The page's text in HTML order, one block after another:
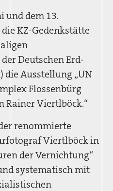
und dem 13.
KZ-Gedenkstätte
Deutschen Erd-
die Ausstellung „UN
Flossenbürg
Rainer Viertlböck.“
renommierte
Viertlböck in
der Vernichtung“
systematisch mit